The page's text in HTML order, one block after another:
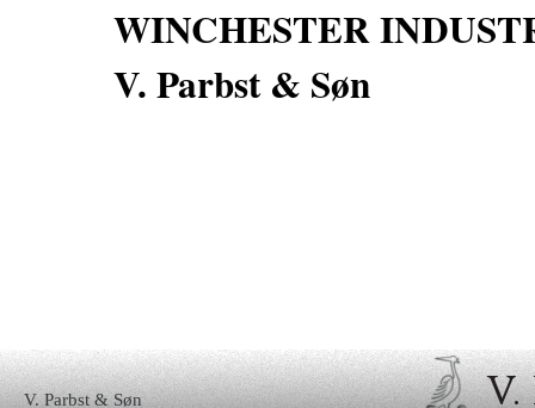
WINCHESTER
V. Parbst & Søn
V. Parbst & Søn